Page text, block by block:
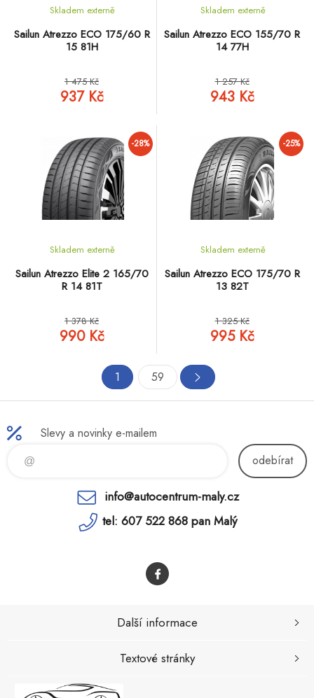
Sailun Atrezzo ECO 175/60 R
15 81H
Skladem externě
1 475 Kč
937 Kč
Sailun Atrezzo ECO 155/70 R
14 77H
Skladem externě
1 257 Kč
943 Kč
-28%
Sailun Atrezzo Elite 2 165/70
R 14 81T
Skladem externě
1 378 Kč
990 Kč
-25%
Sailun Atrezzo ECO 175/70 R
13 82T
Skladem externě
1 325 Kč
995 Kč
1 59
Slevy a novinky e-mailem
odebírat
info@autocentrum-maly.cz
tel: 607 522 868 pan Malý
Další informace
Textové stránky